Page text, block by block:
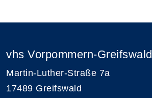
vhs Vorpommern-Greifswald
Martin-Luther-Straße 7a
17489 Greifswald